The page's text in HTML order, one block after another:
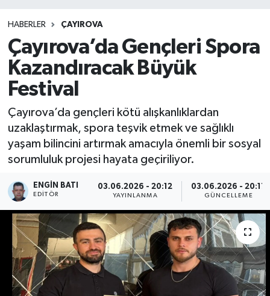
HABERLER ÇAYIROVA
Çayırova’da Gençleri Spora
Kazandıracak Büyük
Festival
Çayırova’da gençleri kötü alışkanlıklardan
uzaklaştırmak, spora teşvik etmek ve sağlıklı
yaşam bilincini artırmak amacıyla önemli bir sosyal
sorumluluk projesi hayata geçiriliyor.
ENGIN BATI
EDITÖR
03.06.2026 - 20:12
YAYINLANMA
03.06.2026 - 20:17
GÜNCELLEME